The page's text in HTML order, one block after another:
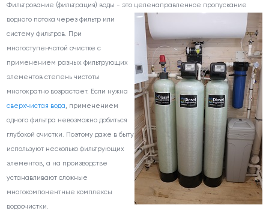
Фильтрование (фильтрация) воды - это целенаправленное пропускание
водного потока через фильтр или
систему фильтров. При
многоступенчатой очистке с
применением разных фильтрующих
элементов степень чистоты
многократно возрастает. Если нужна
сверхчистая вода, применением
одного фильтра невозможно добиться
глубокой очистки. Поэтому даже в быту
используют несколько фильтрующих
элементов, а на производстве
устанавливают сложные
многокомпонентные комплексы
водоочистки.